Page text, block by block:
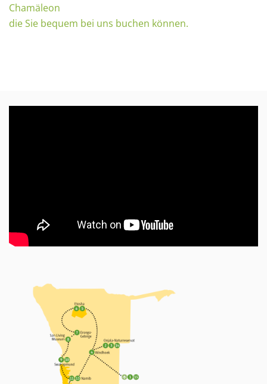
Chamäleon
die Sie bequem bei uns buchen können.